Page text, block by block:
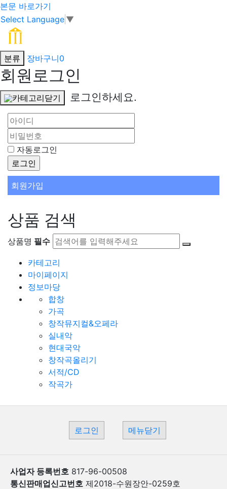
본문 바로가기
Select Language ▼
분류 장바구니0
회원로그인
카테고리닫기 로그인하세요.
자동로그인
회원가입
상품 검색
상품명 필수
카테고리
마이페이지
정보마당
합창
가곡
창작뮤지컬&오페라
실내악
현대국악
창작곡올리기
서적/CD
작곡가
로그인 메뉴닫기
사업자 등록번호 817-96-00508
통신판매업신고번호 제2018-수원장안-0259호